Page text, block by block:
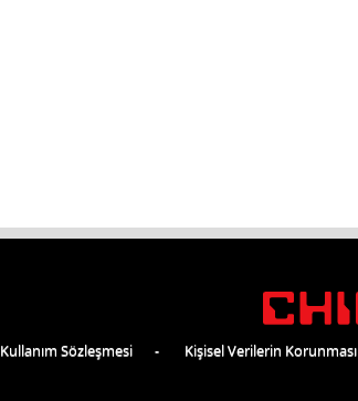
Kullanım Sözleşmesi Kişisel Verilerin Korunması